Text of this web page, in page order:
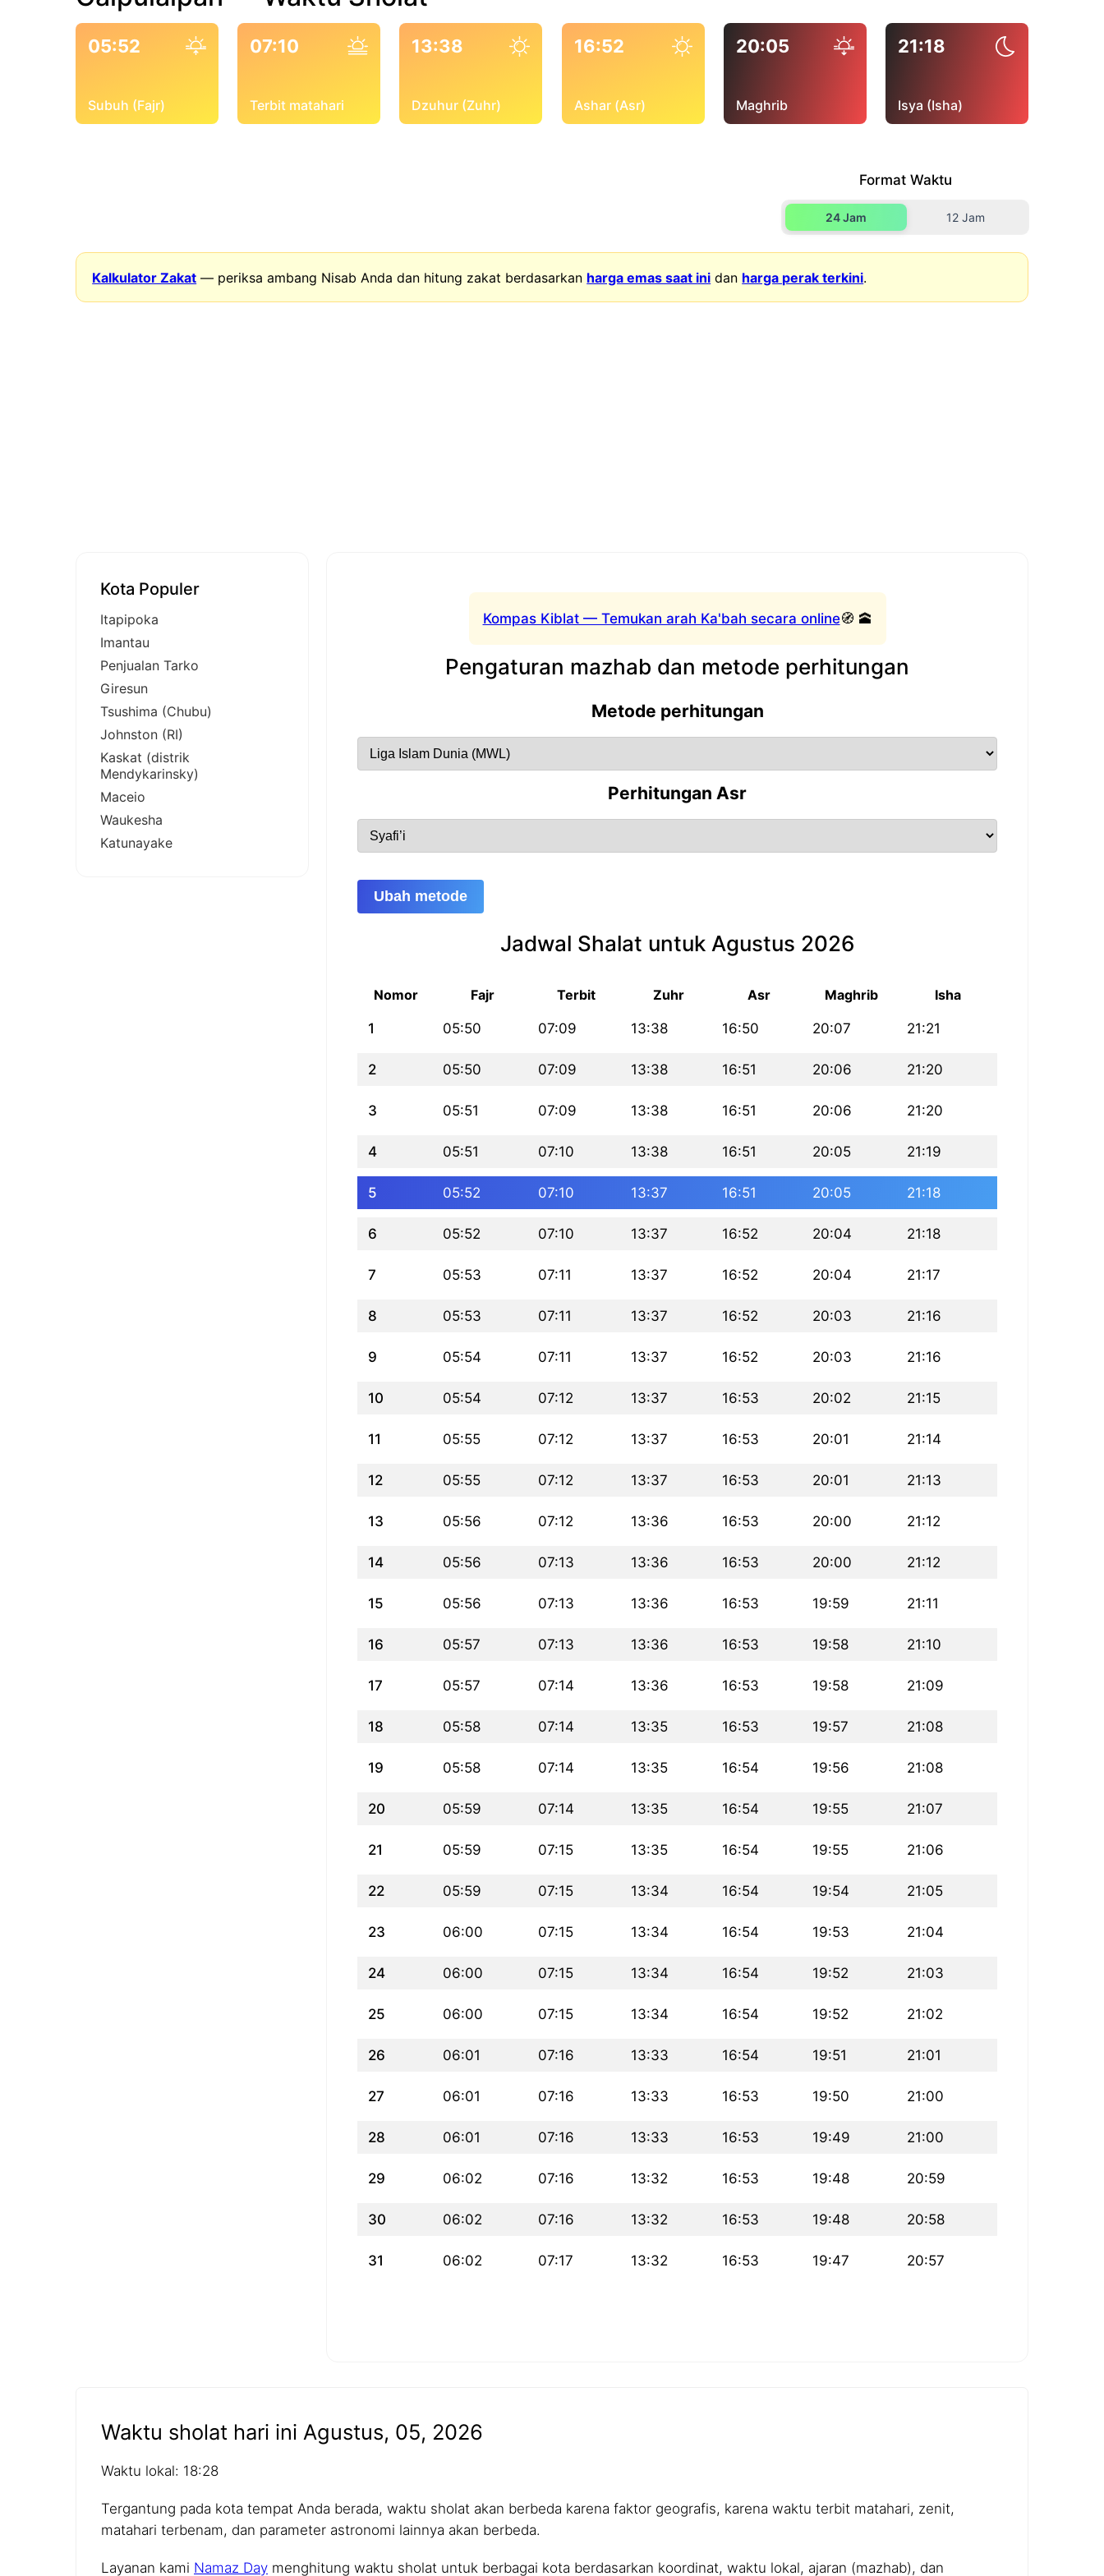
05:52
Subuh (Fajr)
07:10
Terbit matahari
13:38
Dzuhur (Zuhr)
16:52
Ashar (Asr)
20:05
Maghrib
21:18
Isya (Isha)
Format Waktu
24 Jam 12 Jam
Kalkulator Zakat — periksa ambang Nisab Anda dan hitung zakat berdasarkan harga emas saat ini dan harga perak terkini.
Kompas Kiblat — Temukan arah Ka'bah secara online🧭 🕋
Pengaturan mazhab dan metode perhitungan
Metode perhitungan
Perhitungan Asr
Ubah metode
Jadwal Shalat untuk Agustus 2026
Nomor Fajr Terbit Zuhr Asr Maghrib Isha
1 05:50 07:09 13:38 16:50 20:07 21:21
2 05:50 07:09 13:38 16:51 20:06 21:20
3 05:51 07:09 13:38 16:51 20:06 21:20
4 05:51 07:10 13:38 16:51 20:05 21:19
5 05:52 07:10 13:37 16:51 20:05 21:18
6 05:52 07:10 13:37 16:52 20:04 21:18
7 05:53 07:11 13:37 16:52 20:04 21:17
8 05:53 07:11 13:37 16:52 20:03 21:16
9 05:54 07:11 13:37 16:52 20:03 21:16
10 05:54 07:12 13:37 16:53 20:02 21:15
11 05:55 07:12 13:37 16:53 20:01 21:14
12 05:55 07:12 13:37 16:53 20:01 21:13
13 05:56 07:12 13:36 16:53 20:00 21:12
14 05:56 07:13 13:36 16:53 20:00 21:12
15 05:56 07:13 13:36 16:53 19:59 21:11
16 05:57 07:13 13:36 16:53 19:58 21:10
17 05:57 07:14 13:36 16:53 19:58 21:09
18 05:58 07:14 13:35 16:53 19:57 21:08
19 05:58 07:14 13:35 16:54 19:56 21:08
20 05:59 07:14 13:35 16:54 19:55 21:07
21 05:59 07:15 13:35 16:54 19:55 21:06
22 05:59 07:15 13:34 16:54 19:54 21:05
23 06:00 07:15 13:34 16:54 19:53 21:04
24 06:00 07:15 13:34 16:54 19:52 21:03
25 06:00 07:15 13:34 16:54 19:52 21:02
26 06:01 07:16 13:33 16:54 19:51 21:01
27 06:01 07:16 13:33 16:53 19:50 21:00
28 06:01 07:16 13:33 16:53 19:49 21:00
29 06:02 07:16 13:32 16:53 19:48 20:59
30 06:02 07:16 13:32 16:53 19:48 20:58
31 06:02 07:17 13:32 16:53 19:47 20:57
Kota Populer
Itapipoka
Imantau
Penjualan Tarko
Giresun
Tsushima (Chubu)
Johnston (RI)
Kaskat (distrik
Mendykarinsky)
Maceio
Waukesha
Katunayake
Waktu sholat hari ini Agustus, 05, 2026
Waktu lokal: 18:28
Tergantung pada kota tempat Anda berada, waktu sholat akan berbeda karena faktor geografis, karena waktu terbit matahari, zenit,
matahari terbenam, dan parameter astronomi lainnya akan berbeda.
Layanan kami Namaz Day menghitung waktu sholat untuk berbagai kota berdasarkan koordinat, waktu lokal, ajaran (mazhab), dan